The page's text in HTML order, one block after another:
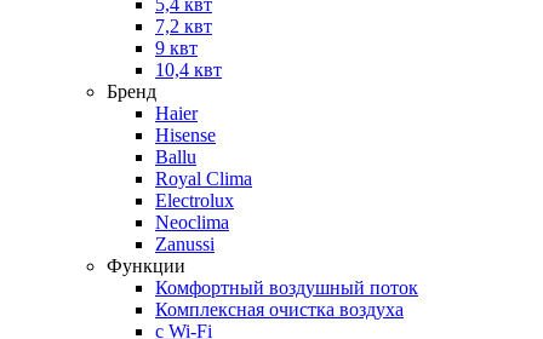
5,4 квт
7,2 квт
9 квт
10,4 квт
Бренд
Haier
Hisense
Ballu
Royal Clima
Electrolux
Neoclima
Zanussi
Функции
Комфортный воздушный поток
Комплексная очистка воздуха
с Wi-Fi